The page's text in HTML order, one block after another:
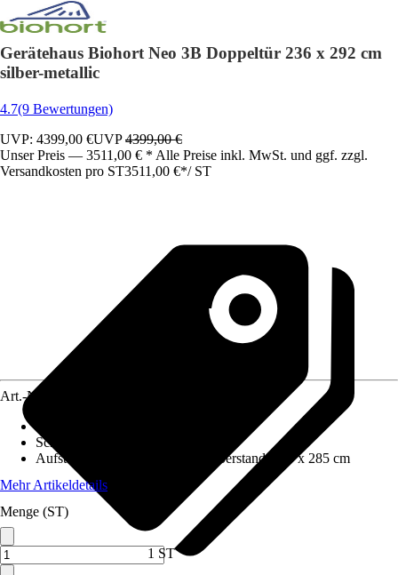
Gerätehaus Biohort Neo 3B Doppeltür 236 x 292 cm
silber-metallic
4.7(9 Bewertungen)
UVP: 4399,00 €UVP4399,00 €
Unser Preis — 3511,00 € * Alle Preise inkl. MwSt. und ggf. zzgl.
Versandkosten pro ST3511,00 €*/ ST
Art.-Nr.
Schneelast
Aufstellmaße B x T ohne Dachüberstand:
229 x 285 cm
Mehr Artikeldetails
Menge (ST)
1 ST